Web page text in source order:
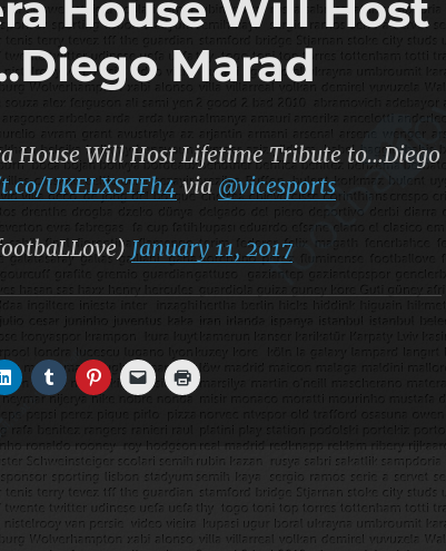
Marad
House Will Host Lifetime Tribute to…Diego
UKELXSTFh4 via @vicesports
January 11, 2017